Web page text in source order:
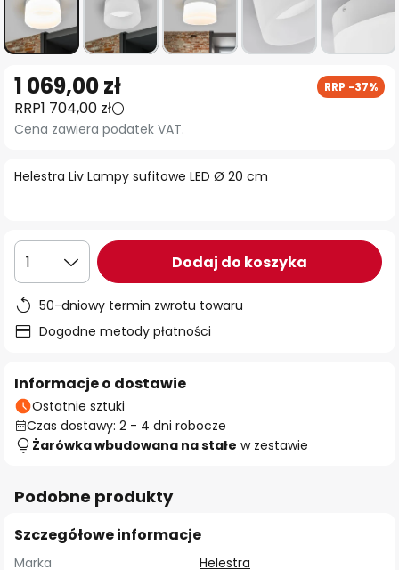
na
początek
galerii
Helestra Liv Lampy sufitowe LED Ø 20 cm
1 069,00 zł RRP -37%
RRP1 704,00 zł
Cena zawiera podatek VAT.
1 Dodaj do koszyka
50-dniowy termin zwrotu towaru
Dogodne metody płatności
Informacje o dostawie
Ostatnie sztuki
Czas dostawy: 2 - 4 dni robocze
Żarówka wbudowana na stałe w zestawie
Podobne produkty
Szczegółowe informacje
Marka
Helestra